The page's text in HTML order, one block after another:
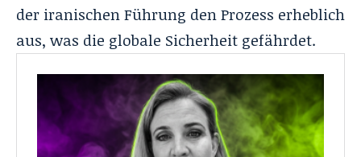
der iranischen Führung den Prozess erheblich
aus, was die globale Sicherheit gefährdet.